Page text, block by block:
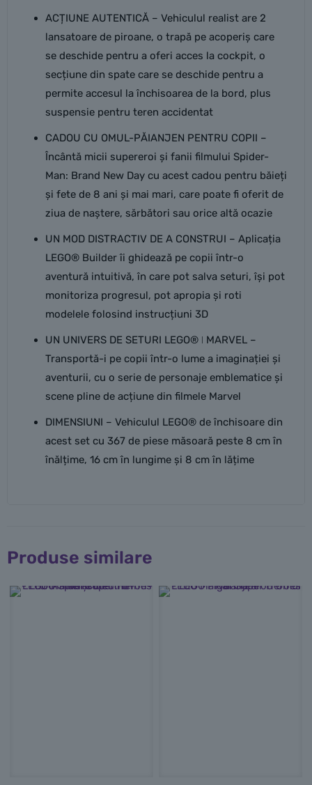
ACȚIUNE AUTENTICĂ – Vehiculul realist are 2
lansatoare de piroane, o trapă pe acoperiș care
se deschide pentru a oferi acces la cockpit, o
secțiune din spate care se deschide pentru a
permite accesul la închisoarea de la bord, plus
suspensie pentru teren accidentat
CADOU CU OMUL-PĂIANJEN PENTRU COPII –
Încântă micii supereroi și fanii filmului Spider-
Man: Brand New Day cu acest cadou pentru băieți
și fete de 8 ani și mai mari, care poate fi oferit de
ziua de naștere, sărbători sau orice altă ocazie
UN MOD DISTRACTIV DE A CONSTRUI – Aplicația
LEGO® Builder îi ghidează pe copii într-o
aventură intuitivă, în care pot salva seturi, își pot
monitoriza progresul, pot apropia și roti
modelele folosind instrucțiuni 3D
UN UNIVERS DE SETURI LEGO® ǀ MARVEL –
Transportă-i pe copii într-o lume a imaginației și
aventurii, cu o serie de personaje emblematice și
scene pline de acțiune din filmele Marvel
DIMENSIUNI – Vehiculul LEGO® de închisoare din
acest set cu 367 de piese măsoară peste 8 cm în
înălțime, 16 cm în lungime și 8 cm în lățime
Produse similare